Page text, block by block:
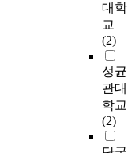
대학
교
(2)
성균
관대
학교
(2)